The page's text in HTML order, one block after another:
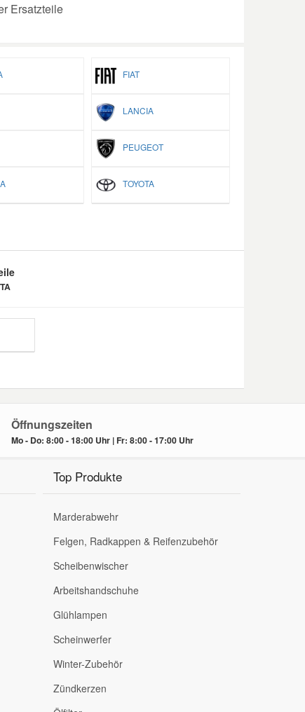
Ersatzteile
FIAT
LANCIA
PEUGEOT
TOYOTA
Öffnungszeiten
Mo - Do: 8:00 - 18:00 Uhr | Fr: 8:00 - 17:00 Uhr
Top Produkte
Marderabwehr
Felgen, Radkappen & Reifenzubehör
Scheibenwischer
Arbeitshandschuhe
Glühlampen
Scheinwerfer
Winter-Zubehör
Zündkerzen